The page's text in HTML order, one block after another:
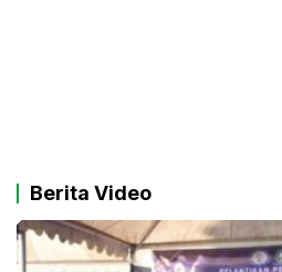
Berita Video